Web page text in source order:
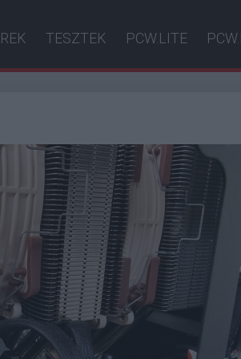
TESZTEK PCW.LITE